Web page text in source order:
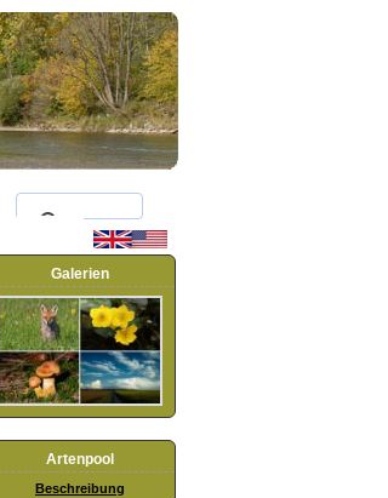
Galerien
Artenpool
Beschreibung